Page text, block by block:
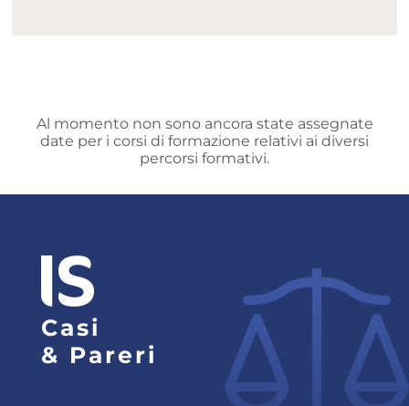
Al momento non sono ancora state assegnate
date per i corsi di formazione relativi ai diversi
percorsi formativi.
Casi
& Pareri